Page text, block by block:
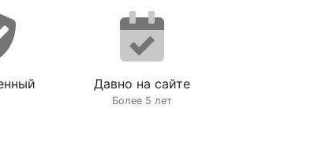
Давно на сайте
Более 5 лет